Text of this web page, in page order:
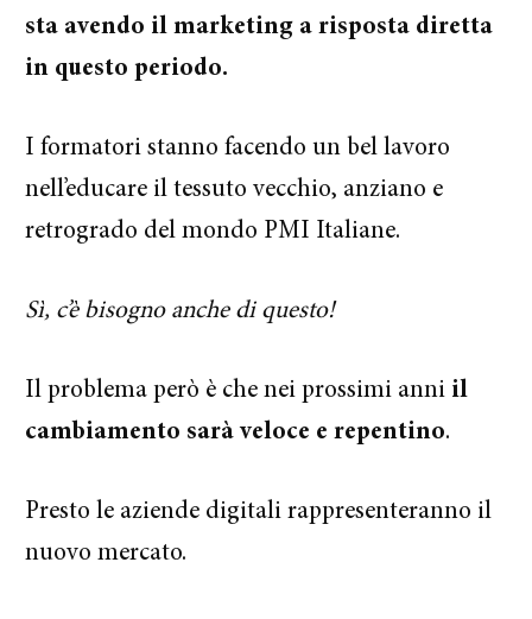
sta avendo il marketing a risposta diretta
in questo periodo.
I formatori stanno facendo un bel lavoro
nell’educare il tessuto vecchio, anziano e
retrogrado del mondo PMI Italiane.
Sì, c’è bisogno anche di questo!
Il problema però è che nei prossimi anni il
cambiamento sarà veloce e repentino.
Presto le aziende digitali rappresenteranno il
nuovo mercato.